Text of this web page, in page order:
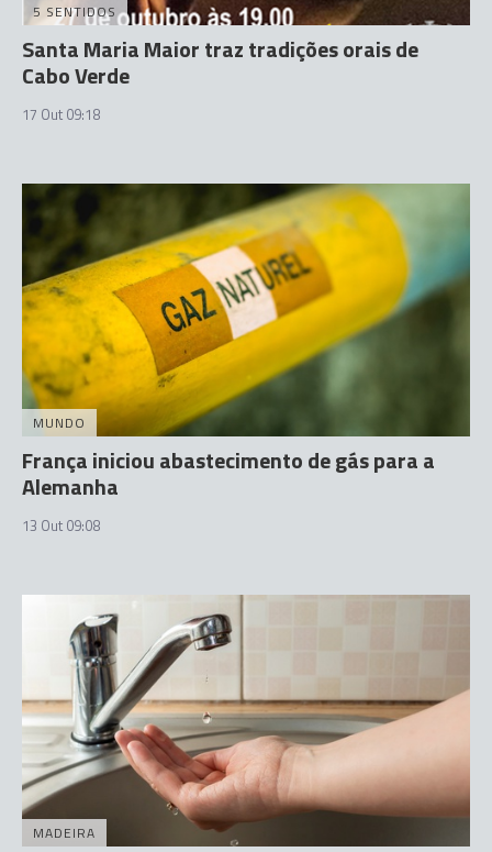
5 SENTIDOS
Santa Maria Maior traz tradições orais de
Cabo Verde
17 Out 09:18
MUNDO
França iniciou abastecimento de gás para a
Alemanha
13 Out 09:08
MADEIRA